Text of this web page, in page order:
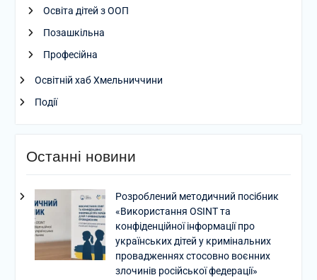
Освіта дітей з ООП
Позашкільна
Професійна
Освітній хаб Хмельниччини
Події
Останні новини
Розроблений методичний посібник
«Використання OSINT та
конфіденційної інформації про
українських дітей у кримінальних
провадженнях стосовно воєнних
злочинів російської федерації»